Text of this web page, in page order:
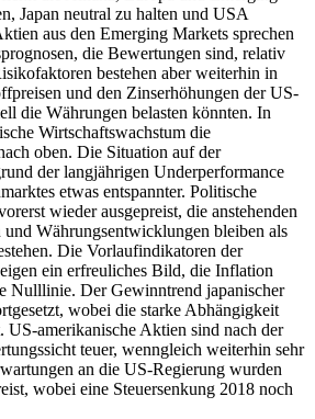
Japan neutral zu halten und USA
aus den Emerging Markets sprechen
die Bewertungen sind, relativ
bestehen aber weiterhin in
und den Zinserhöhungen der US-
die Währungen belasten könnten. In
Wirtschaftswachstum die
oben. Die Situation auf der
der langjährigen Underperformance
etwas entspannter. Politische
wieder ausgepreist, die anstehenden
Währungsentwicklungen bleiben als
Die Vorlaufindikatoren der
ein erfreuliches Bild, die Inflation
Nulllinie. Der Gewinntrend japanischer
wobei die starke Abhängigkeit
US-amerikanische Aktien sind nach der
teuer, wenngleich weiterhin sehr
an die US-Regierung wurden
wobei eine Steuersenkung 2018 noch